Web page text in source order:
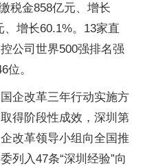
税金858亿元、增长
增长60.1%。13家直
公司世界500强排名强
位。
企改革三年行动实施方
得阶段性成效，深圳第
改革领导小组向全国推
列入47条“深圳经验”向